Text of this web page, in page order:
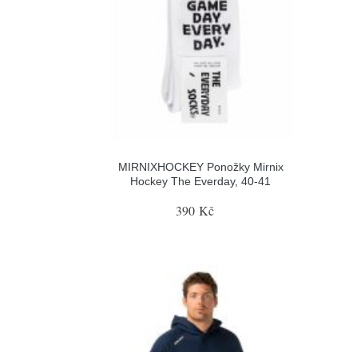
MIRNIXHOCKEY Ponožky Mirnix
Hockey The Everday, 40-41
390 Kč